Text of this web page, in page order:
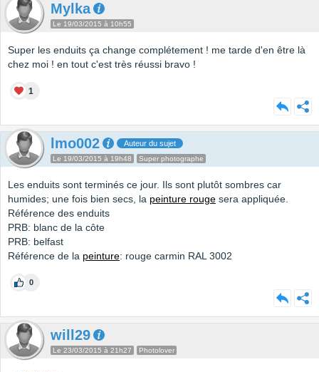
Mylka
Le 19/03/2015 à 10h55
Super les enduits ça change complétement ! me tarde d'en être là
chez moi ! en tout c'est très réussi bravo !
1
lmo002 Auteur du sujet
Le 19/03/2015 à 19h48 Super photographe
Les enduits sont terminés ce jour. Ils sont plutôt sombres car
humides; une fois bien secs, la peinture rouge sera appliquée.
Référence des enduits
PRB: blanc de la côte
PRB: belfast
Référence de la peinture: rouge carmin RAL 3002
0
will29
Le 23/03/2015 à 21h27 Photolover